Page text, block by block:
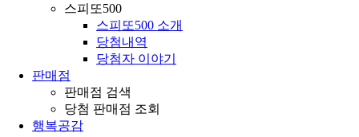
스피또500
스피또500 소개
당첨내역
당첨자 이야기
판매점
판매점 검색
당첨 판매점 조회
행복공감